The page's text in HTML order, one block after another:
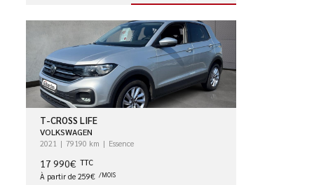
T-CROSS LIFE
VOLKSWAGEN
2021 79190 km Essence
17 990€ TTC
À partir de 259€ /MOIS